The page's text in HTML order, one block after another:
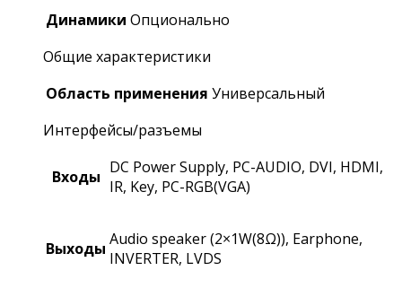
Динамики Опционально
Общие характеристики
Область применения Универсальный
Интерфейсы/разъемы
Входы DC Power Supply, PC-AUDIO, DVI, HDMI,
IR, Key, PC-RGB(VGA)
Выходы Audio speaker (2×1W(8Ω)), Earphone,
INVERTER, LVDS